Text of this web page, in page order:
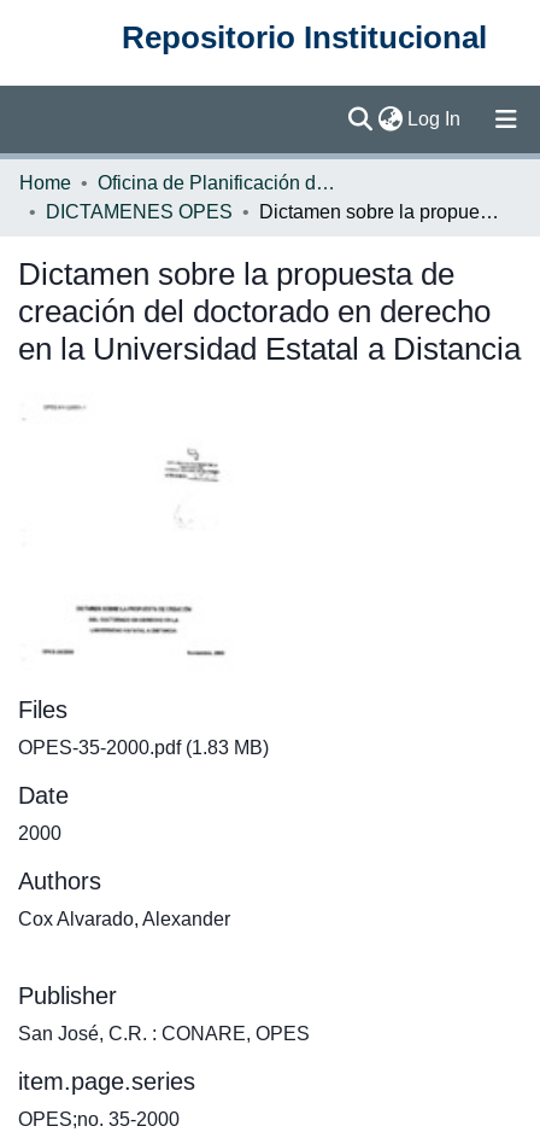
Repositorio Institucional
Log In (current)
Communities & Collections
Statistics
Home
Oficina de Planificación de la Educación Superior (OPES)
DICTAMENES OPES
Dictamen sobre la propuesta de creación del doctorado en derecho en la Universidad Estatal a Distancia
Dictamen sobre la propuesta de
creación del doctorado en derecho
en la Universidad Estatal a Distancia
Files
OPES-35-2000.pdf(1.83 MB)
Date
2000
Authors
Cox Alvarado, Alexander
Publisher
San José, C.R. : CONARE, OPES
item.page.series
OPES;no. 35-2000